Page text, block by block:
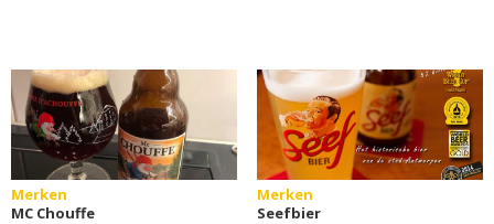
Merken
MC Chouffe
Merken
Seefbier